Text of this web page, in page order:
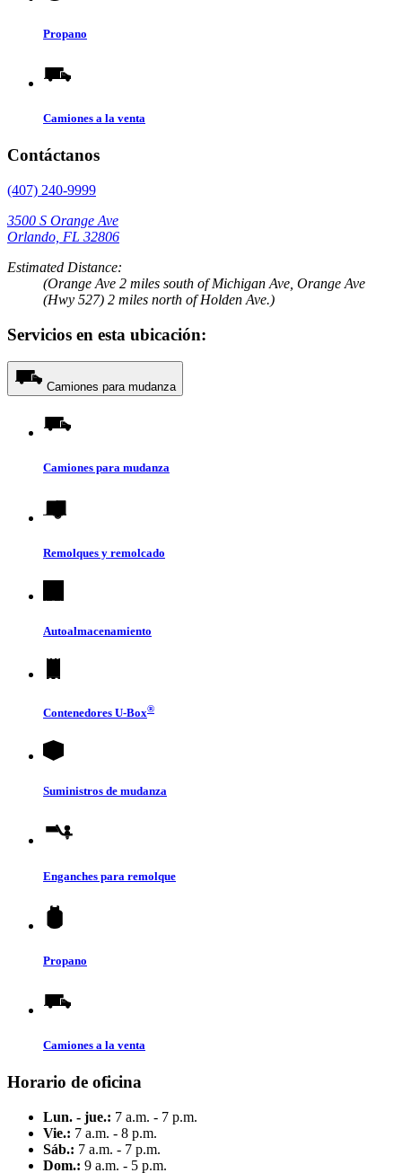
Propano
Camiones a la venta
Contáctanos
(407) 240-9999
3500 S Orange Ave
Orlando, FL 32806
Estimated Distance:
(Orange Ave 2 miles south of Michigan Ave, Orange Ave
(Hwy 527) 2 miles north of Holden Ave.)
Servicios en esta ubicación:
Camiones para mudanza
Camiones para mudanza
Remolques y remolcado
Autoalmacenamiento
Contenedores U-Box®
Suministros de mudanza
Enganches para remolque
Propano
Camiones a la venta
Horario de oficina
Lun. - jue.: 7 a.m. - 7 p.m.
Vie.: 7 a.m. - 8 p.m.
Sáb.: 7 a.m. - 7 p.m.
Dom.: 9 a.m. - 5 p.m.